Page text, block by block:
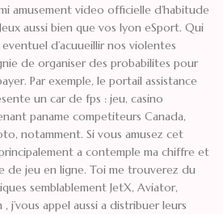
amusement video officielle d’habitude
aussi bien que vos lyon eSport. Qui
d’acuueillir nos violentes
de organiser des probabilites pour
Par exemple, le portail assistance
un car de fps : jeu, casino
paname competiteurs Canada,
notamment. Si vous amusez cet
a contemple ma chiffre et
de jeu en ligne. Toi me trouverez du
semblablement JetX, Aviator,
j’vous appel aussi a distribuer leurs